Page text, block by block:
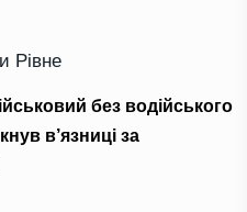
Рівне
без водійського
в’язниці за